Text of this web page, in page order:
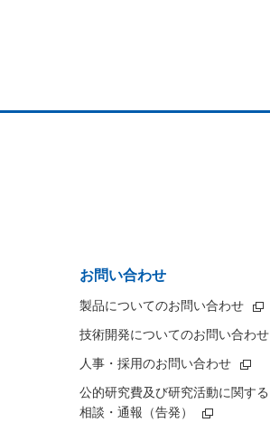
お問い合わせ
製品についてのお問い合わせ
技術開発についてのお問い合わせ
人事・採用のお問い合わせ
公的研究費及び研究活動に関する
相談・通報（告発）